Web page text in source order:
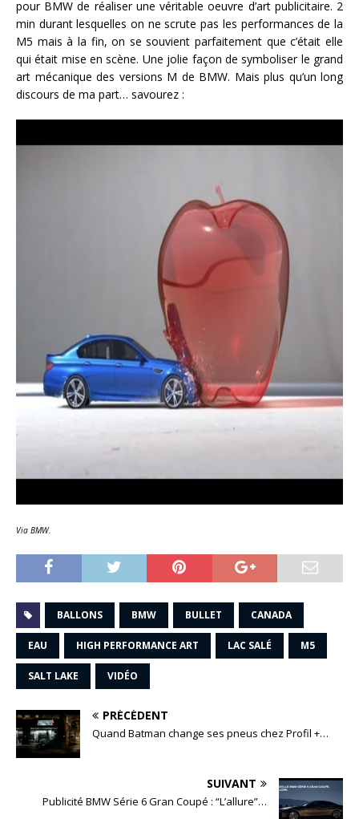
pour BMW de réaliser une véritable oeuvre d’art publicitaire. 2
min durant lesquelles on ne scrute pas les performances de la
M5 mais à la fin, on se souvient parfaitement que c’était elle
qui était mise en scène. Une jolie façon de symboliser le grand
art mécanique des versions M de BMW. Mais plus qu’un long
discours de ma part… savourez :
Via BMW.
BALLONS BMW BULLET CANADA
EAU HIGH PERFORMANCE ART LAC SALÉ M5
SALT LAKE VIDÉO
PRÉCÉDENT
Quand Batman change ses pneus chez Profil +…
SUIVANT
Publicité BMW Série 6 Gran Coupé : “L’allure”…